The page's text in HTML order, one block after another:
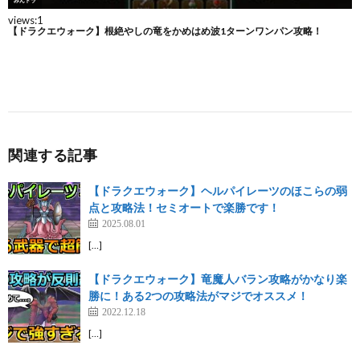
関連する記事
【ドラクエウォーク】ヘルパイレーツのほこらの弱
点と攻略法！セミオートで楽勝です！
2025.08.01
[…]
【ドラクエウォーク】竜魔人バラン攻略がかなり楽
勝に！ある2つの攻略法がマジでオススメ！
2022.12.18
[…]